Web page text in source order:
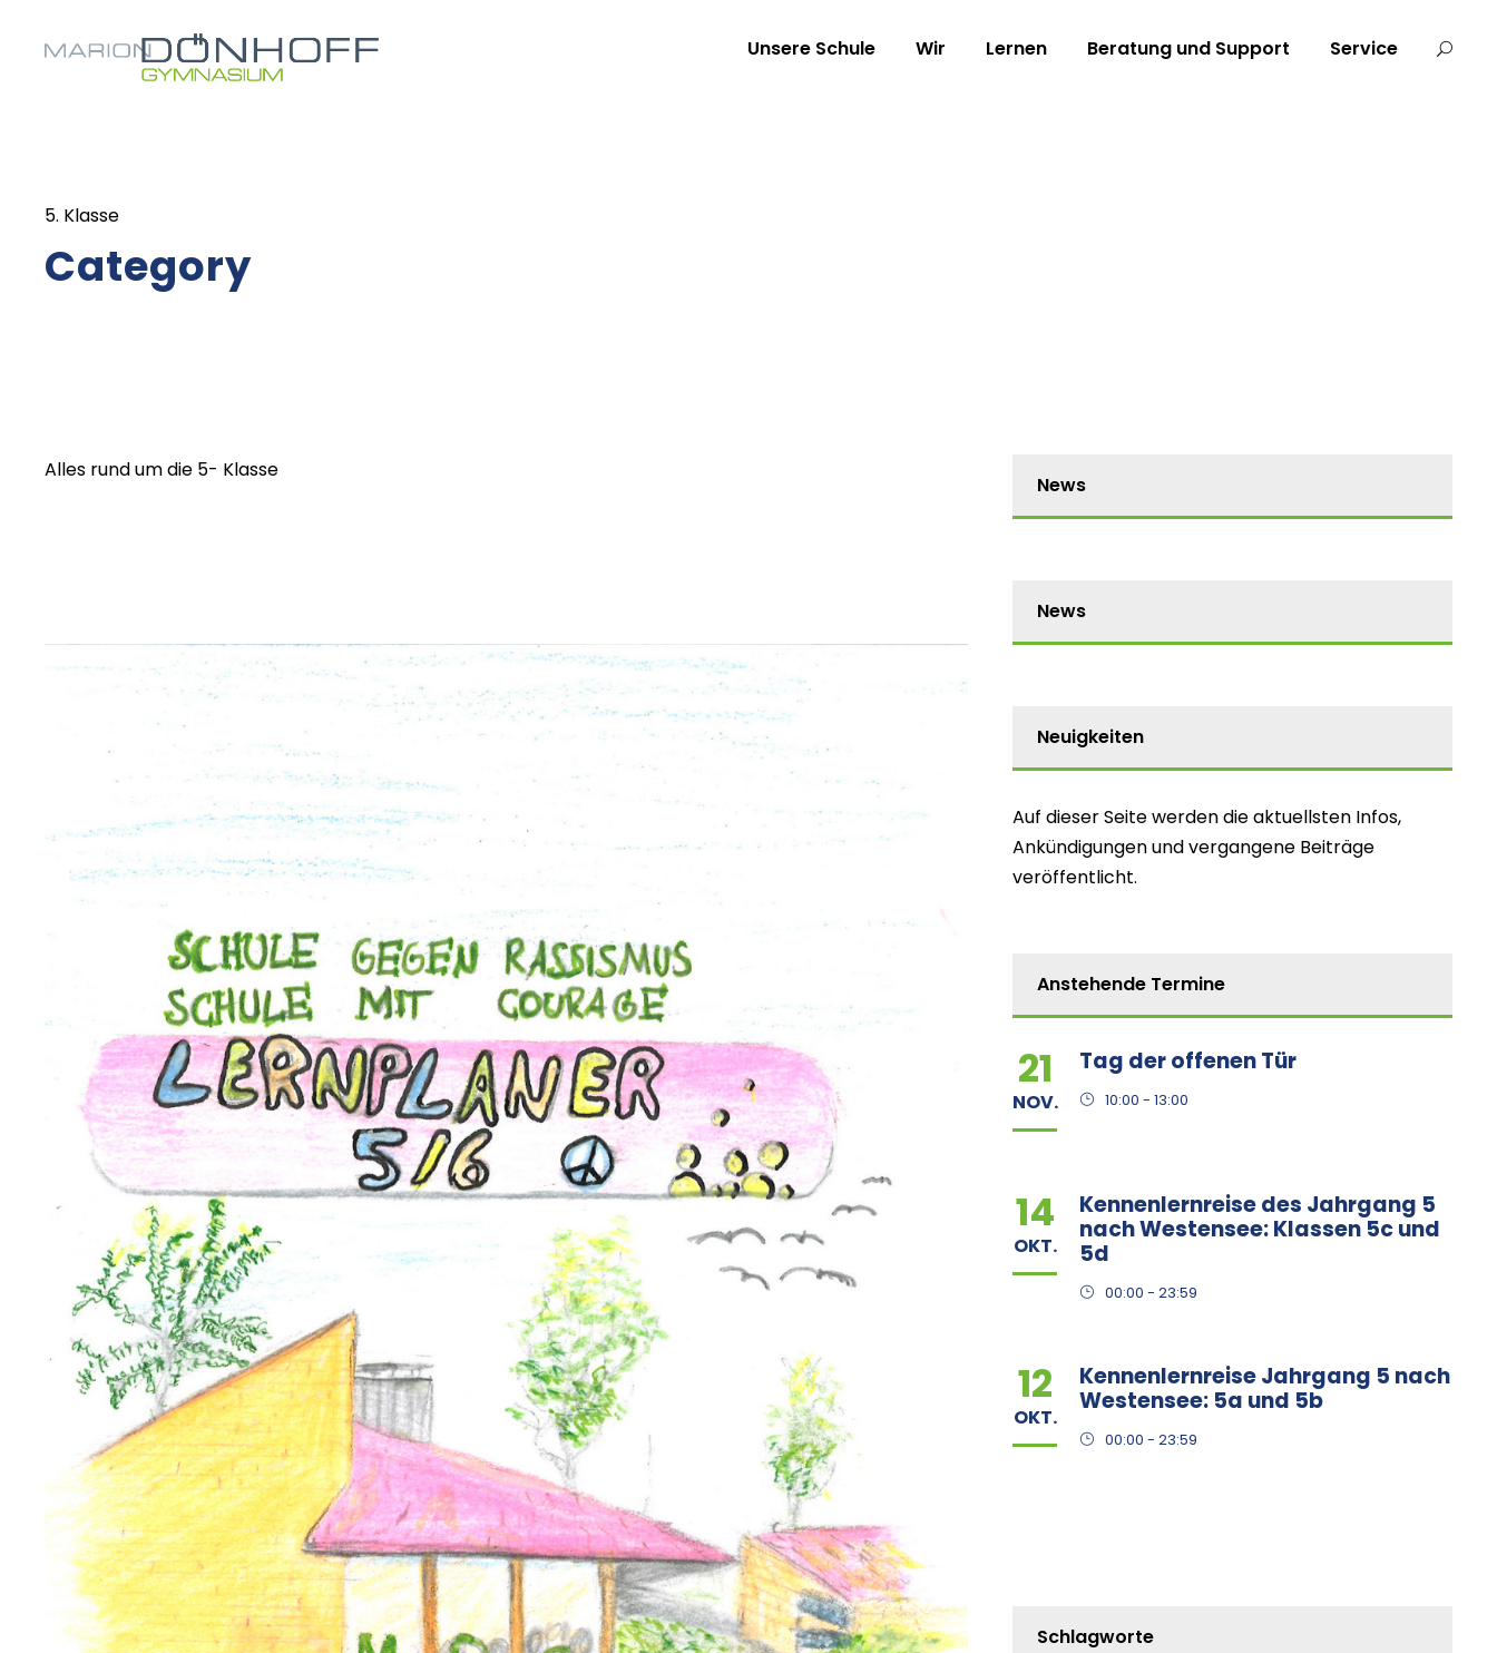
Unsere Schule Wir Lernen Beratung und Support Service
5. Klasse
Category
Alles rund um die 5- Klasse
News
News
Neuigkeiten
Auf dieser Seite werden die aktuellsten Infos,
Ankündigungen und vergangene Beiträge
veröffentlicht.
Anstehende Termine
21
NOV.
Tag der offenen Tür
10:00 - 13:00
14
OKT.
Kennenlernreise des Jahrgang 5
nach Westensee: Klassen 5c und
5d
00:00 - 23:59
12
OKT.
Kennenlernreise Jahrgang 5 nach
Westensee: 5a und 5b
00:00 - 23:59
Schlagworte